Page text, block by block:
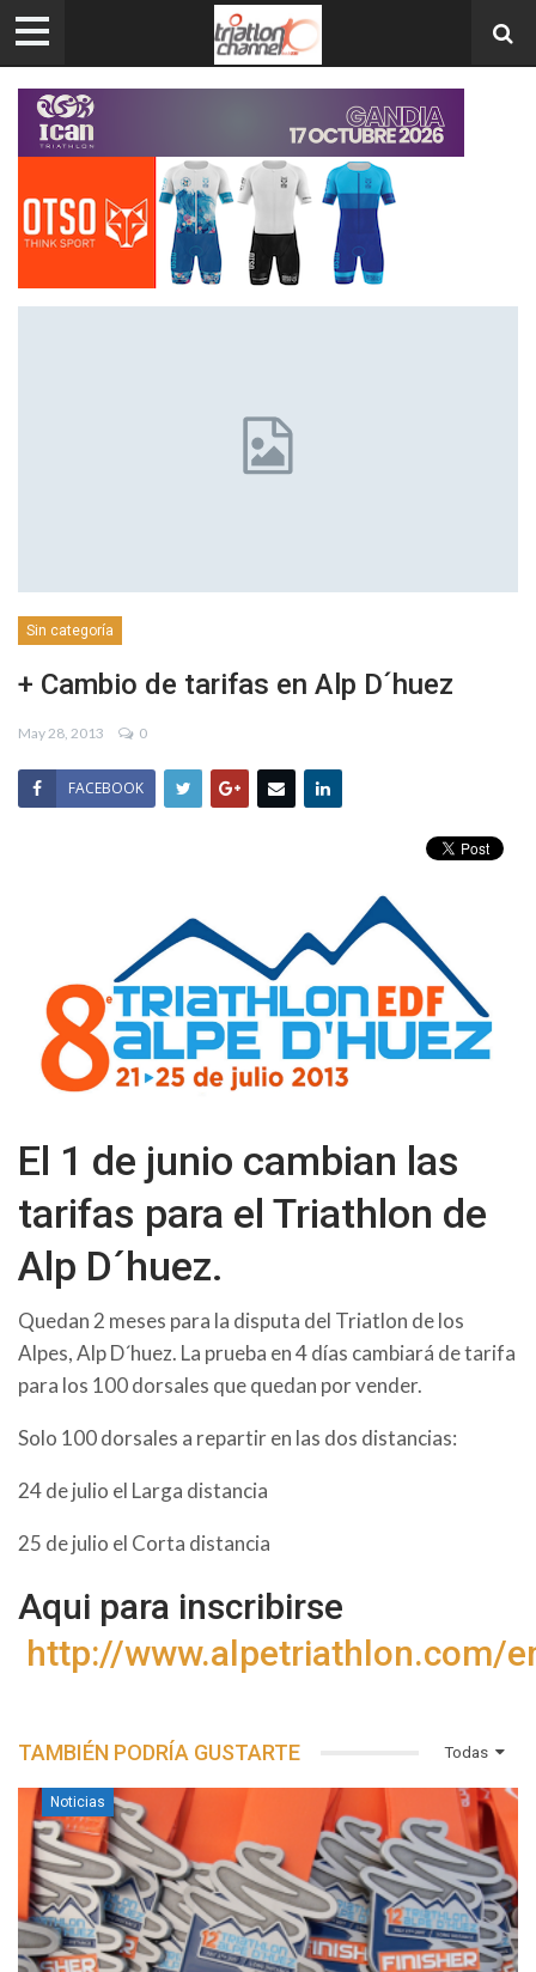
Sin categoría
+ Cambio de tarifas en Alp D´huez
May 28, 2013 0
FACEBOOK
El 1 de junio cambian las
tarifas para el Triathlon de
Alp D´huez.
Quedan 2 meses para la disputa del Triatlon de los
Alpes, Alp D´huez. La prueba en 4 días cambiará de tarifa
para los 100 dorsales que quedan por vender.
Solo 100 dorsales a repartir en las dos distancias:
24 de julio el Larga distancia
25 de julio el Corta distancia
Aqui para inscribirse
http://www.alpetriathlon.com/
Todas
TAMBIÉN PODRÍA GUSTARTE
Noticias